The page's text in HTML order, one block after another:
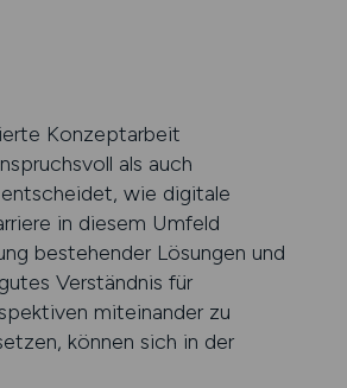
Konzeptarbeit
als auch
wie digitale
in diesem Umfeld
bestehender Lösungen und
Verständnis für
miteinander zu
können sich in der